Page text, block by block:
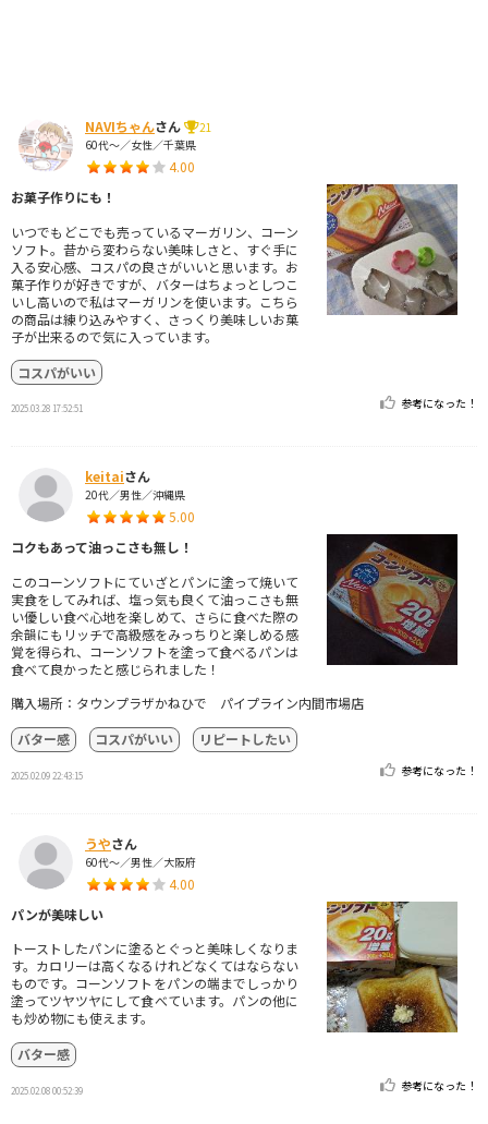
NAVIちゃんさん
21
60代～／女性／千葉県
4.00
お菓子作りにも！
いつでもどこでも売っているマーガリン、コーン
ソフト。昔から変わらない美味しさと、すぐ手に
入る安心感、コスパの良さがいいと思います。お
菓子作りが好きですが、バターはちょっとしつこ
いし高いので私はマーガリンを使います。こちら
の商品は練り込みやすく、さっくり美味しいお菓
子が出来るので気に入っています。
コスパがいい
2025.03.28 17:52:51 参考になった！
keitaiさん
20代／男性／沖縄県
5.00
コクもあって油っこさも無し！
このコーンソフトにていざとパンに塗って焼いて
実食をしてみれば、塩っ気も良くて油っこさも無
い優しい食べ心地を楽しめて、さらに食べた際の
余韻にもリッチで高級感をみっちりと楽しめる感
覚を得られ、コーンソフトを塗って食べるパンは
食べて良かったと感じられました！
購入場所：タウンプラザかねひで パイプライン内間市場店
バター感
コスパがいい リピートしたい
2025.02.09 22:43:15 参考になった！
うやさん
60代～／男性／大阪府
4.00
パンが美味しい
トーストしたパンに塗るとぐっと美味しくなりま
す。カロリーは高くなるけれどなくてはならない
ものです。コーンソフトをパンの端までしっかり
塗ってツヤツヤにして食べています。パンの他に
も炒め物にも使えます。
バター感
2025.02.08 00:52:39 参考になった！